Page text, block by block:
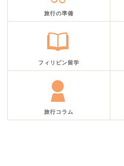
旅行の準備
フィリピン留学
旅行コラム